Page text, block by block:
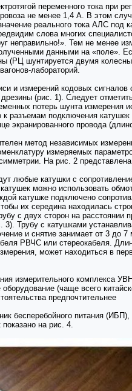
переменного тока при
не менее 1,4 А. В этом
реального тока АЛС под
слова многих
неправильно!». Тем не менее
данными на «поле».
(РЦ шунтируется двумя
лабораторий.
и измерений кодовых
дрезины (рис. 1). Следует
потерь шунта измерения
к разъемам подключения
экранированного провода
метод независимых
измеряемых
На рис. 2
любые катушки с
можно использовать
катушке подключено
их середина находилась
с двух сторон на
3). Трубу с катушками
и снятие занимает от 3
РВЧС или стереокабеля.
может находиться в
измерительного комплекса
оборудование (чаще всего
предпочтительнее
бесперебойного питания
показано на рис. 4.